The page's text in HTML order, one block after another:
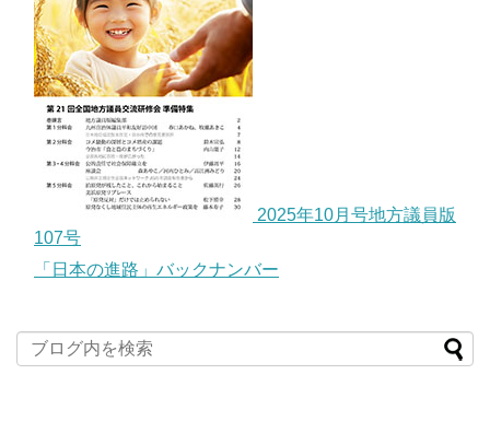
2025年10月号地方議員版
107号
「日本の進路」バックナンバー